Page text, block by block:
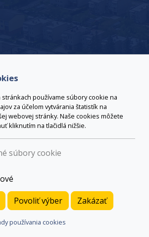
stránkach používame súbory cookie na
za účelom vytvárania štatistík na
webovej stránky. Naše cookies môžete
kliknutím na tlačidlá nižšie.
súbory cookie
Povoliť výber Zakázať
používania cookies
45 678 71 53, msu@ziar.sk,
s.r.o., mayabella s.r.o., Všetky práva
vyhradené.
- Web: